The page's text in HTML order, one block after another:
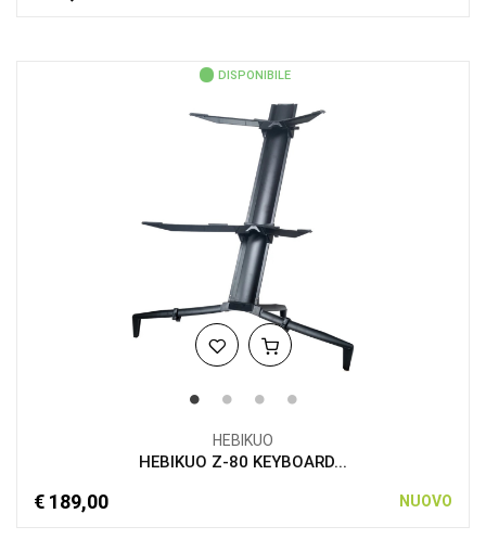
DISPONIBILE
HEBIKUO
HEBIKUO Z-80 KEYBOARD...
€ 189,00 NUOVO